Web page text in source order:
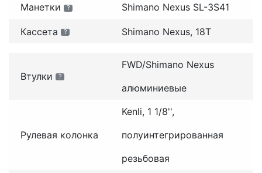
Манетки ? Shimano Nexus SL-3S41
Кассета ? Shimano Nexus, 18T
Втулки ?
FWD/Shimano Nexus
алюминиевые
Рулевая колонка
Kenli, 1 1/8'',
полуинтегрированная
резьбовая